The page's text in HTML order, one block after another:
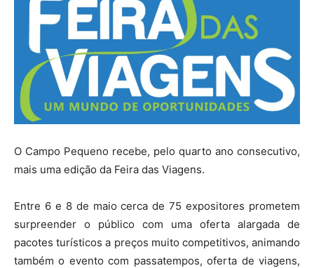
O Campo Pequeno recebe, pelo quarto ano consecutivo,
mais uma edição da Feira das Viagens.
Entre 6 e 8 de maio cerca de 75 expositores prometem
surpreender o público com uma oferta alargada de
pacotes turísticos a preços muito competitivos, animando
também o evento com passatempos, oferta de viagens,